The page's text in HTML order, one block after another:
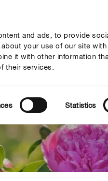
and ads, to provide
your use of our site
it with other information
their services.
Statistics
Serviço